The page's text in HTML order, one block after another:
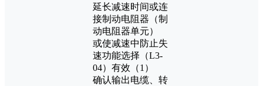
延长减速时间或连
接制动电阻器（制
动电阻器单元）
或使减速中防止失
速功能选择（L3-
04）有效（1）
确认输出电缆、转